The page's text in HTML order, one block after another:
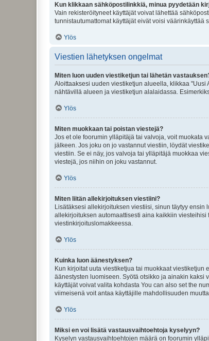
Kun klikkaan sähköpostilinkkiä, minua pyydetään
Vain rekisteröityneet käyttäjät voivat lähettää
tunnistautumattomat käyttäjät eivät voisi väärinkäyttää
Ylös
Viestien lähetyksen ongelmat
Miten luon uuden viestiketjun tai lähetän
Aloittaaksesi uuden viestiketjun alueella, klikkaa
nähtävillä alueen ja viestiketjun alalaidassa.
Ylös
Miten muokkaan tai poistan viestejä?
Jos et ole foorumin ylläpitäjä tai valvoja, voit muokata
jälkeen. Jos joku on jo vastannut viestiin, löydät
viestiin. Se ei näy, jos valvoja tai ylläpitäjä muokkaa
viestejä, jos niihin on joku vastannut.
Ylös
Miten liitän allekirjoituksen viestiini?
Lisätäksesi allekirjoituksen viestiisi, sinun täytyy
allekirjoituksen automaattisesti aina kaikkiin
viestinkirjoituslomakkeessa.
Ylös
Kuinka luon äänestyksen?
Kun kirjoitat uuta viestiketjua tai muokkaat
äänestysten luomiseen. Syötä otsikko ja ainakin kaksi
käyttäjät voivat valita kohdasta You can also set the
viimeisenä voit antaa käyttäjille mahdollisuuden
Ylös
Miksi en voi lisätä vastausvaihtoehtoja kyselyyn?
Kyselyn vastausvaihtoehtojen määrä on foorumin